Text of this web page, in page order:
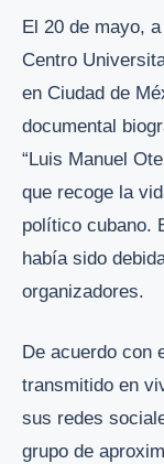
El 20 de mayo,
Centro
en Ciudad de
documental
“Luis Manuel
que recoge la
político cubano.
había sido
organizadores.
De acuerdo con
transmitido en
sus redes
grupo de